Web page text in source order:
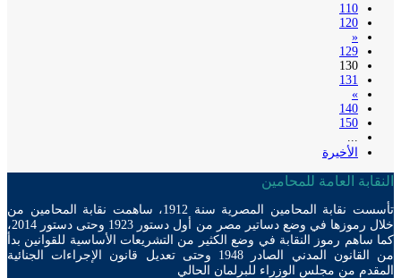
110
120
129
130
131
140
150
الأخيرة
العامة للمحامين
تأسست نقابة المحامين المصرية سنة 1912، ساهمت نقابة المحامين من
خلال رموزها في وضع دساتير مصر من أول دستور 1923 وحتى دستور 2014،
رموز النقابة في وضع الكثير من التشريعات الأساسية للقوانين بدأ
من القانون المدني الصادر 1948 وحتى تعديل قانون الإجراءات الجنائية
من مجلس الوزراء للبرلمان الحالي